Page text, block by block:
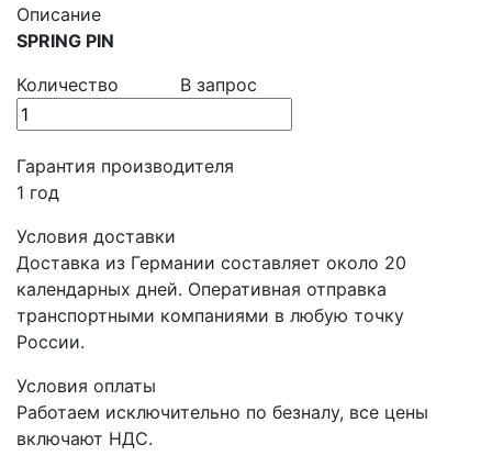
Описание
SPRING PIN
Количество
В запрос
Гарантия производителя
1 год
Условия доставки
Доставка из Германии составляет около 20
календарных дней. Оперативная отправка
транспортными компаниями в любую точку
России.
Условия оплаты
Работаем исключительно по безналу, все цены
включают НДС.